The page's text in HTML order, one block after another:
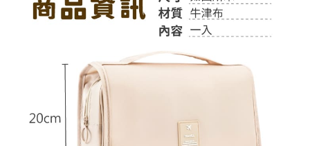
３．未成年的使用者請事先徵得法定代理人或監護人之同意方可使用
「AFTEE先享後付」，若未經同意申辦者引起之損失，本公司不負相關責
時審查核予不同之上限額度；若仍有額度不足之情形，本公司將視審查結果
請求用戶進行身份認證。
５．嚴禁一人註冊多個帳號或使用他人資訊註冊。若發現惡意使用之情形，
恩沛科技股份有限公司將有權停止該用戶之使用額度並採取法律行動。